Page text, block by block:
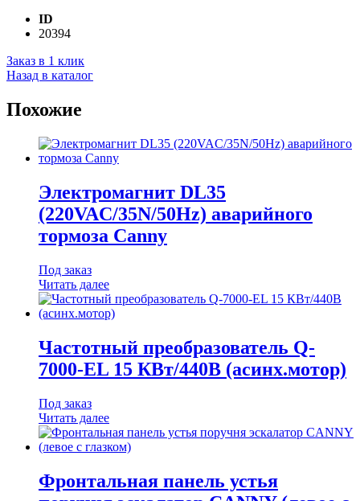
ID
20394
Заказ в 1 клик
Назад в каталог
Похожие
Электромагнит DL35
(220VAC/35N/50Hz) аварийного
тормоза Canny
Под заказ
Читать далее
Частотный преобразователь Q-
7000-EL 15 КВт/440В (асинх.мотор)
Под заказ
Читать далее
Фронтальная панель устья